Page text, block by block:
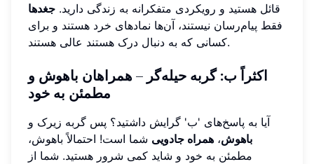
قائل هستید و رویکردی متفکرانه به زندگی دارید. جغدها
فقط پیام‌رسان نیستند، آن‌ها نمادهای خرد هستند و برای
کسانی که به دنبال درک هستند عالی هستند.
اکثراً ب: گربه حیله‌گر – همراهان باهوش و
مطمئن به خود
آیا به پاسخ‌های 'ب' گرایش داشتید؟ پس گربه زیرک و
باهوش، همراه جادویی شما است! احتمالاً باهوش،
مطمئن به خود و شاید کمی شرور هستید. شما از